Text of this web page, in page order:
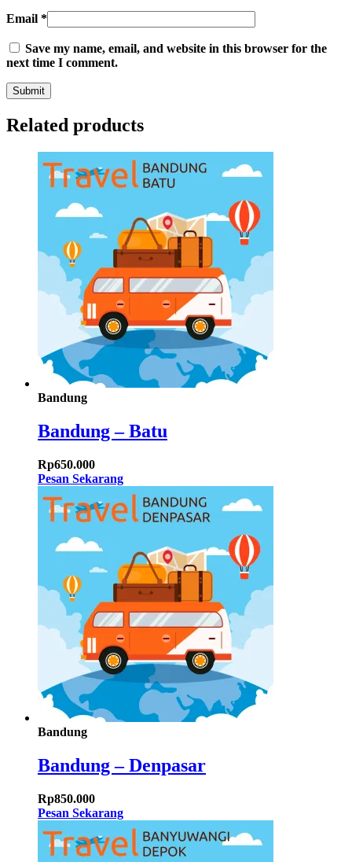
Email *
Save my name, email, and website in this browser for the
next time I comment.
Related products
Bandung
Bandung – Batu
Rp650.000
Pesan Sekarang
Bandung
Bandung – Denpasar
Rp850.000
Pesan Sekarang